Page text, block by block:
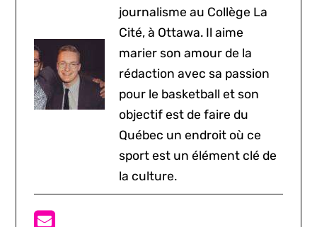
journalisme au Collège La
Cité, à Ottawa. Il aime
marier son amour de la
rédaction avec sa passion
pour le basketball et son
objectif est de faire du
Québec un endroit où ce
sport est un élément clé de
la culture.